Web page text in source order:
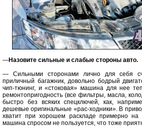
—Назовите сильные и слабые стороны авто.
— Сильными сторонами лично для себя
приличный багажник, довольно бодрый
чип-тюнинг, и «стоковая» машина для нее
ремонтопригодность (все фильтры, масла,
быстро без всяких спецключей, как,
дешевые оригинальные «рас-ходники». В
хватит при хорошем раскладе примерно
машина спросом не пользуется, что тоже